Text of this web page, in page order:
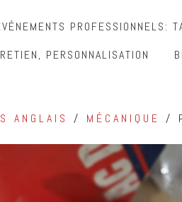
PROFESSIONNELS:
PERSONNALISATION
ANGLAIS / MÉCANIQUE /